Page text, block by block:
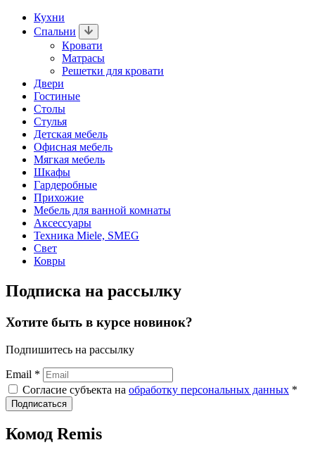
Кухни
Спальни
Кровати
Матрасы
Решетки для кровати
Двери
Гостиные
Столы
Стулья
Детская мебель
Офисная мебель
Мягкая мебель
Шкафы
Гардеробные
Прихожие
Мебель для ванной комнаты
Аксессуары
Техника Miele, SMEG
Свет
Ковры
Подписка на рассылку
Хотите быть в курсе новинок?
Подпишитесь на рассылку
Email *
Согласие субъекта на обработку персональных данных *
Подписаться
Комод Remis